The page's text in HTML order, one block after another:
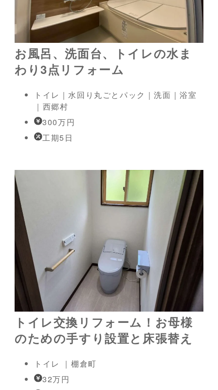
お風呂、洗面台、トイレの水ま
わり3点リフォーム
トイレ｜水回り丸ごとパック｜洗面｜浴室
｜西郷村
300万円
工期5日
トイレ交換リフォーム！お母様
のための手すり設置と床張替え
トイレ ｜棚倉町
32万円